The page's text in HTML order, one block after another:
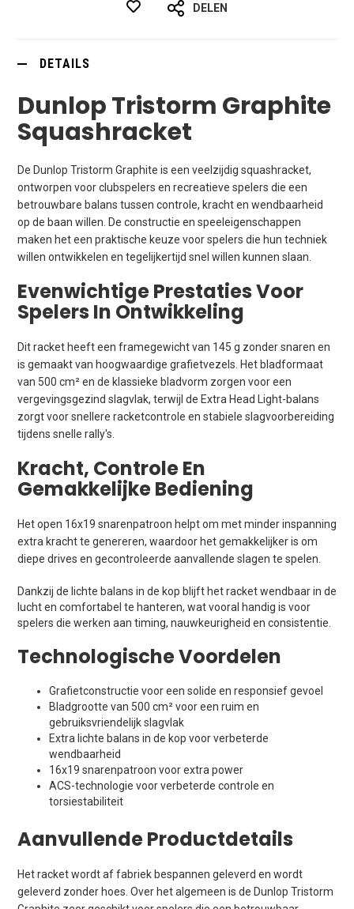
DELEN
DETAILS
Dunlop Tristorm Graphite
Squashracket
De Dunlop Tristorm Graphite is een veelzijdig squashracket,
ontworpen voor clubspelers en recreatieve spelers die een
betrouwbare balans tussen controle, kracht en wendbaarheid
op de baan willen. De constructie en speeleigenschappen
maken het een praktische keuze voor spelers die hun techniek
willen ontwikkelen en tegelijkertijd snel willen kunnen slaan.
Evenwichtige Prestaties Voor
Spelers In Ontwikkeling
Dit racket heeft een framegewicht van 145 g zonder snaren en
is gemaakt van hoogwaardige grafietvezels. Het bladformaat
van 500 cm² en de klassieke bladvorm zorgen voor een
vergevingsgezind slagvlak, terwijl de Extra Head Light-balans
zorgt voor snellere racketcontrole en stabiele slagvoorbereiding
tijdens snelle rally's.
Kracht, Controle En
Gemakkelijke Bediening
Het open 16x19 snarenpatroon helpt om met minder inspanning
extra kracht te genereren, waardoor het gemakkelijker is om
diepe drives en gecontroleerde aanvallende slagen te spelen.
Dankzij de lichte balans in de kop blijft het racket wendbaar in de
lucht en comfortabel te hanteren, wat vooral handig is voor
spelers die werken aan timing, nauwkeurigheid en consistentie.
Technologische Voordelen
Grafietconstructie voor een solide en responsief gevoel
Bladgrootte van 500 cm² voor een ruim en
gebruiksvriendelijk slagvlak
Extra lichte balans in de kop voor verbeterde
wendbaarheid
16x19 snarenpatroon voor extra power
ACS-technologie voor verbeterde controle en
torsiestabiliteit
Aanvullende Productdetails
Het racket wordt af fabriek bespannen geleverd en wordt
geleverd zonder hoes. Over het algemeen is de Dunlop Tristorm